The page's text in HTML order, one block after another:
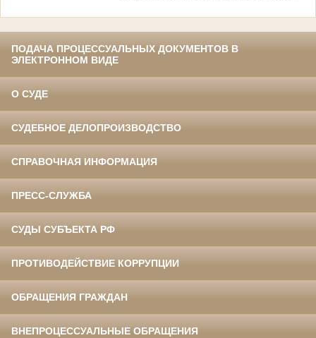
ПОДАЧА ПРОЦЕССУАЛЬНЫХ ДОКУМЕНТОВ В
ЭЛЕКТРОННОМ ВИДЕ
О СУДЕ
СУДЕБНОЕ ДЕЛОПРОИЗВОДСТВО
СПРАВОЧНАЯ ИНФОРМАЦИЯ
ПРЕСС-СЛУЖБА
СУДЫ СУБЪЕКТА РФ
ПРОТИВОДЕЙСТВИЕ КОРРУПЦИИ
ОБРАЩЕНИЯ ГРАЖДАН
ВНЕПРОЦЕССУАЛЬНЫЕ ОБРАЩЕНИЯ